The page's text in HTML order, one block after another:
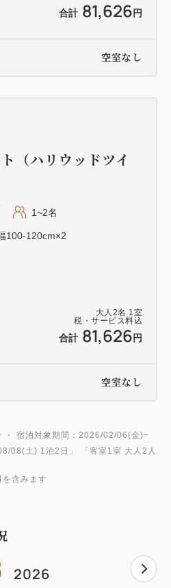
¥20,000/名
サロン（店舗）
料込
（フロントより徒
ご予約いただける時間や人数
ご体験いただけません。
欄にてお知らせください。
性別を備考欄へご記入くだ
の方へ>
へ>
は予約時間をずらしてのご
合計 81,626 円
空室なし
大人 2名 1 室
税・サービス料込
合計 81,626 円
（ハリウッドツイ
1~2名
100-120cm×2
空室なし
宿泊対象期間：2026/02/06(金)~
08(土) 1泊2日 」 「客室1室 大人2人
含みます
2026